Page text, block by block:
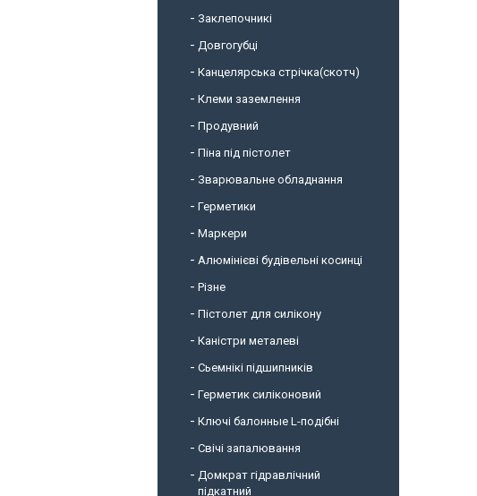
Заклепочникі
Довгогубці
Канцелярська стрічка(скотч)
Клеми заземлення
Продувний
Піна під пістолет
Зварювальне обладнання
Герметики
Маркери
Алюмінієві будівельні косинці
Різне
Пістолет для силікону
Каністри металеві
Сьемнікі підшипників
Герметик силіконовий
Ключі балонные L-подібні
Свічі запалювання
Домкрат гідравлічний
підкатний